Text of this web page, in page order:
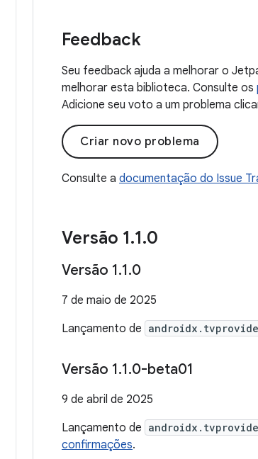
Feedback
Seu feedback ajuda a melhorar o
melhorar esta biblioteca. Consulte os
Adicione seu voto a um problema
Criar novo problema
Consulte a documentação do Issue
Versão 1.1.0
Versão 1.1.0
7 de maio de 2025
Lançamento de
Versão 1.1.0-beta01
9 de abril de 2025
Lançamento de
confirmações.